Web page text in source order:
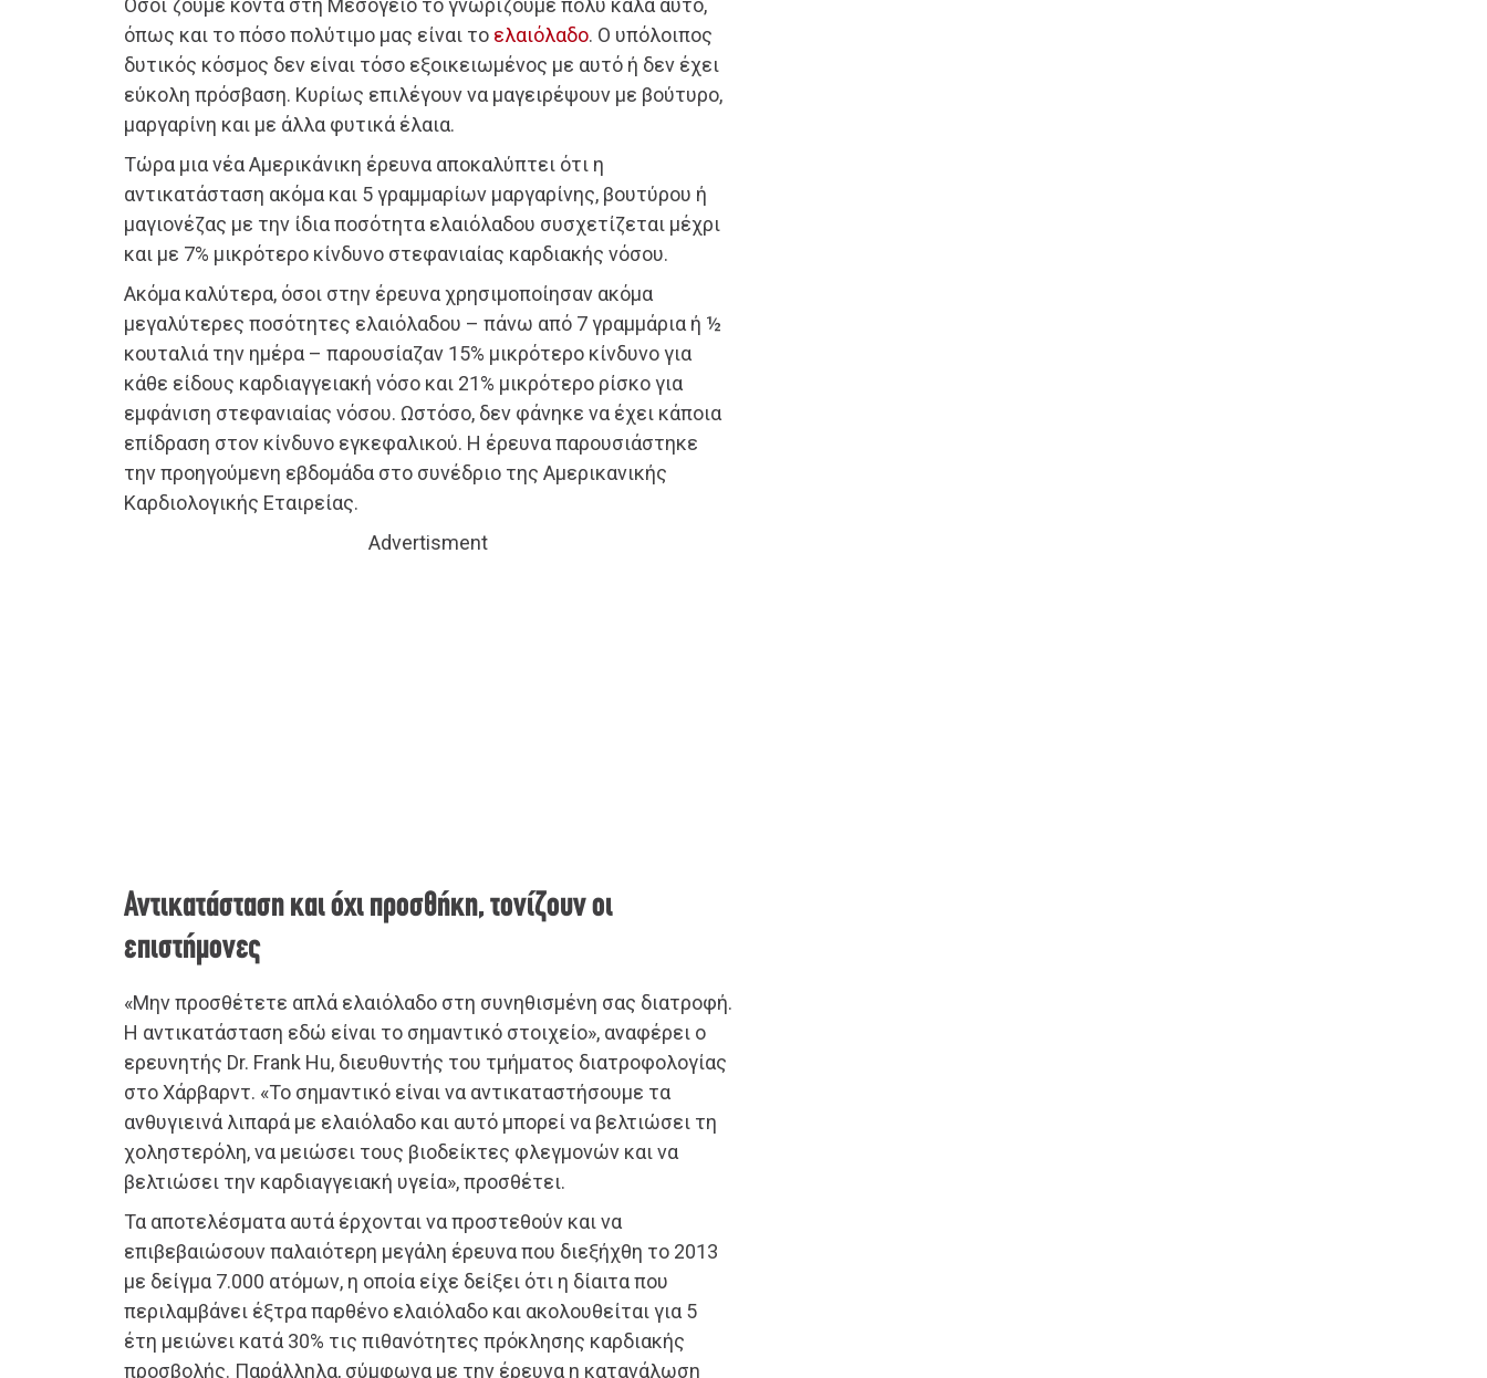
Όσοι ζούμε κοντά στη Μεσόγειο το γνωρίζουμε πολύ καλά αυτό,
όπως και το πόσο πολύτιμο μας είναι το ελαιόλαδο. Ο υπόλοιπος
δυτικός κόσμος δεν είναι τόσο εξοικειωμένος με αυτό ή δεν έχει
εύκολη πρόσβαση. Κυρίως επιλέγουν να μαγειρέψουν με βούτυρο,
μαργαρίνη και με άλλα φυτικά έλαια.
Τώρα μια νέα Αμερικάνικη έρευνα αποκαλύπτει ότι η
αντικατάσταση ακόμα και 5 γραμμαρίων μαργαρίνης, βουτύρου ή
μαγιονέζας με την ίδια ποσότητα ελαιόλαδου συσχετίζεται μέχρι
και με 7% μικρότερο κίνδυνο στεφανιαίας καρδιακής νόσου.
Ακόμα καλύτερα, όσοι στην έρευνα χρησιμοποίησαν ακόμα
μεγαλύτερες ποσότητες ελαιόλαδου – πάνω από 7 γραμμάρια ή ½
κουταλιά την ημέρα – παρουσίαζαν 15% μικρότερο κίνδυνο για
κάθε είδους καρδιαγγειακή νόσο και 21% μικρότερο ρίσκο για
εμφάνιση στεφανιαίας νόσου. Ωστόσο, δεν φάνηκε να έχει κάποια
επίδραση στον κίνδυνο εγκεφαλικού. Η έρευνα παρουσιάστηκε
την προηγούμενη εβδομάδα στο συνέδριο της Αμερικανικής
Καρδιολογικής Εταιρείας.
Advertisment
Αντικατάσταση και όχι προσθήκη, τονίζουν οι
επιστήμονες
«Μην προσθέτετε απλά ελαιόλαδο στη συνηθισμένη σας διατροφή.
Η αντικατάσταση εδώ είναι το σημαντικό στοιχείο», αναφέρει ο
ερευνητής Dr. Frank Hu, διευθυντής του τμήματος διατροφολογίας
στο Χάρβαρντ. «Το σημαντικό είναι να αντικαταστήσουμε τα
ανθυγιεινά λιπαρά με ελαιόλαδο και αυτό μπορεί να βελτιώσει τη
χοληστερόλη, να μειώσει τους βιοδείκτες φλεγμονών και να
βελτιώσει την καρδιαγγειακή υγεία», προσθέτει.
Τα αποτελέσματα αυτά έρχονται να προστεθούν και να
επιβεβαιώσουν παλαιότερη μεγάλη έρευνα που διεξήχθη το 2013
με δείγμα 7.000 ατόμων, η οποία είχε δείξει ότι η δίαιτα που
περιλαμβάνει έξτρα παρθένο ελαιόλαδο και ακολουθείται για 5
έτη μειώνει κατά 30% τις πιθανότητες πρόκλησης καρδιακής
προσβολής. Παράλληλα, σύμφωνα με την έρευνα η κατανάλωση